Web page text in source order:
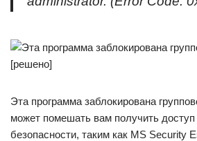
Эта программа заблокирована
может помешать вам получить
безопасности, таким как MS Security